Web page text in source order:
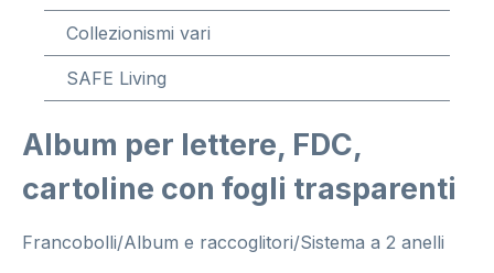
Collezionismi vari
SAFE Living
Album per lettere, FDC,
cartoline con fogli trasparenti
Francobolli/Album e raccoglitori/Sistema a 2 anelli